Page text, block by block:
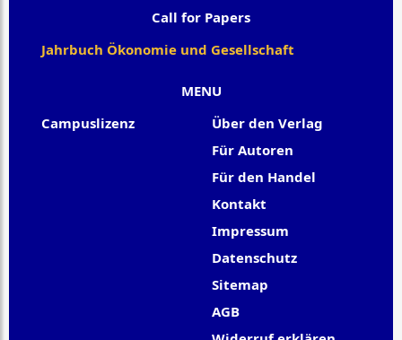
MENU
Campuslizenz
Über den Verlag
Für Autoren
Für den Handel
Kontakt
Impressum
Datenschutz
Sitemap
AGB
Call for Papers
Jahrbuch Ökonomie und Gesellschaft